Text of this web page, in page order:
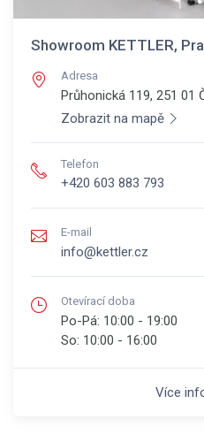
Showroom KETTLER,
Adresa
Průhonická 119, 251 01
Zobrazit na mapě
Telefon
+420 603 883 793
E-mail
info@kettler.cz
Otevírací doba
Po-Pá: 10:00 - 19:00
So: 10:00 - 16:00
Více